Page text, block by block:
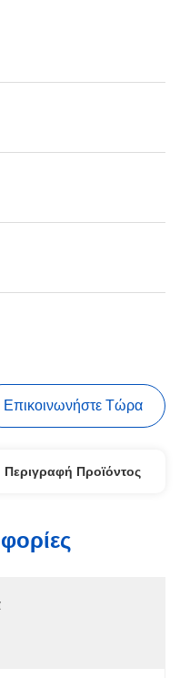
Επικοινωνήστε Τώρα
Περιγραφή Προϊόντος